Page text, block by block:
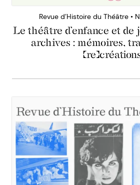
Revue d’Histoire du Théâtre •
Le théâtre d’enfance et de
archives : mémoires,